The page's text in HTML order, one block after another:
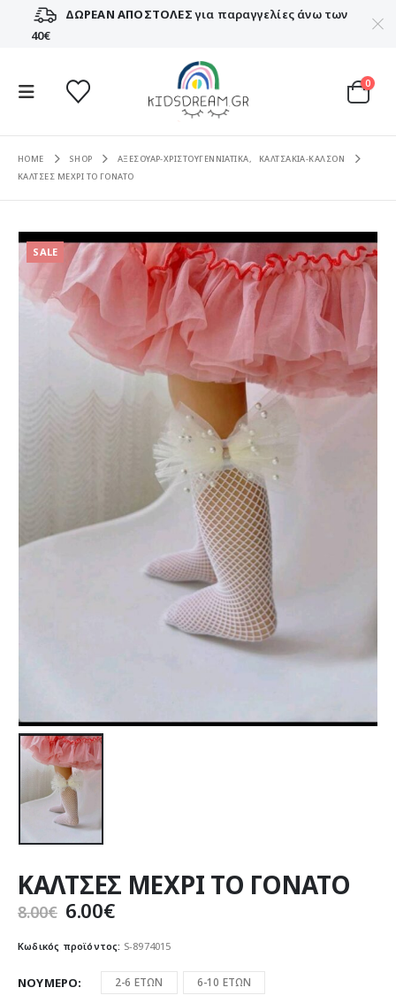
ΔΩΡΕΑΝ ΑΠΟΣΤΟΛΕΣγια παραγγελίες άνω των
40€
0
HOME SHOP ΑΞΕΣΟΥΑΡ-ΧΡΙΣΤΟΥΓΕΝΝΙΑΤΙΚΑ,
ΚΑΛΤΣΑΚΙΑ-ΚΑΛΣΟΝ
ΚΑΛΤΣΕΣ ΜΕΧΡΙ ΤΟ ΓΟΝΑΤΟ
SALE
ΚΑΛΤΣΕΣ ΜΕΧΡΙ ΤΟ ΓΟΝΑΤΟ
8.00€ Original
was:
8.00€.
6.00€Η
τιμή
είναι:
6.00€.
Κωδικός προϊόντος: S-8974015
ΝΟΥΜΕΡΟ 2-6 ΕΤΩΝ 6-10 ΕΤΩΝ